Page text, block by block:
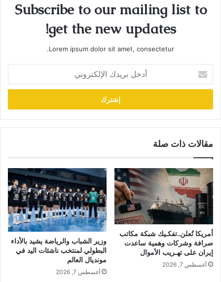
Subscribe to our mailing list to
get the new updates!
Lorem ipsum dolor sit amet, consectetur.
بريدك
الإلكتروني
مقالات ذات صلة
أمريكا تُعلن..تفكـيك شبكة مكاتب
صرافة وشركات وهمية ساعدت
إيران على تهـريب الأموال
أغسطس 7, 2026
وزير الشباب والرياضة يشيد بالأداء
البطولي لمنتخب ناشئات اليد في
مونديال العالم
أغسطس 7, 2026